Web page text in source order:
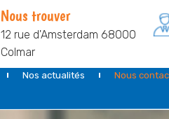
Nous trouver
12 rue d'Amsterdam 68000
Colmar
Nos actualités Nous